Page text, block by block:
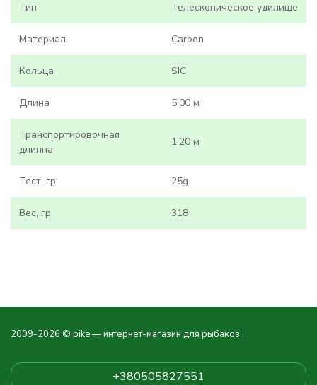
Тип Телескопическое удилище
Материал Carbon
Кольца SIC
Длина 5,00 м
Транспортировочная
длинна
1,20 м
Тест, гр 25g
Вес, гр 318
2009-2026 © pike — интернет-магазин для рыбаков
+380505827551